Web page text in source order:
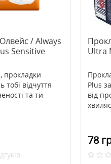
/ Always
Sensitive
прокладки
відчуття
та ти
Ultra
Plus
від
78